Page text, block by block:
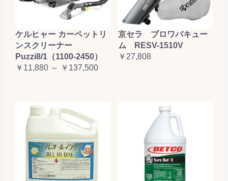
ケルヒャー カーペットリ
ンスクリーナー
Puzzi8/1（1100-2450）
￥11,880 ～ ￥137,500
京セラ ブロワバキュー
ム RESV-1510V
￥27,808